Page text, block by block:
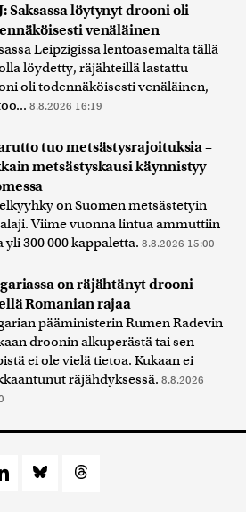
Saksassa löytynyt drooni oli
venäläinen
Leipzigissa lentoasemalta tällä
löydetty, räjähteillä lastattu
oli todennäköisesti venäläinen,
8.8.2026 16:19
tuo metsästysrajoituksia –
metsästyskausi käynnistyy
on Suomen metsästetyin
Viime vuonna lintua ammuttiin
yli 300 000 kappaletta. 8.8.2026 15:00
on räjähtänyt drooni
Romanian rajaa
pääministerin Rumen Radevin
droonin alkuperästä tai sen
ei ole vielä tietoa. Kukaan ei
räjähdyksessä. 8.8.2026